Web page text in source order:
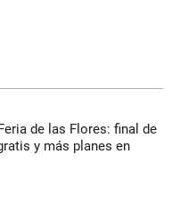
de las Flores: final de
y más planes en